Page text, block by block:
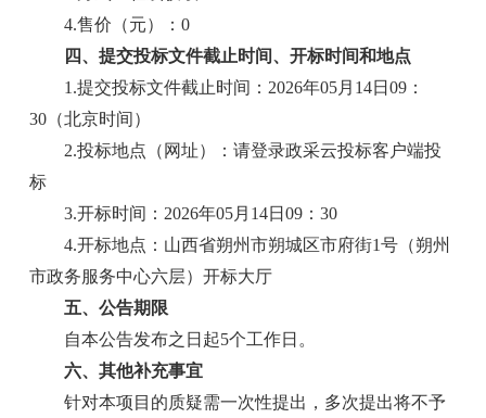
4.售价（元）：0
四、提交投标文件截止时间、开标时间和地点
1.提交投标文件截止时间：2026年05月14日09：
30（北京时间）
2.投标地点（网址）：请登录政采云投标客户端投
标
3.开标时间：2026年05月14日09：30
4.开标地点：山西省朔州市朔城区市府街1号（朔州
市政务服务中心六层）开标大厅
五、公告期限
自本公告发布之日起5个工作日。
六、其他补充事宜
针对本项目的质疑需一次性提出，多次提出将不予